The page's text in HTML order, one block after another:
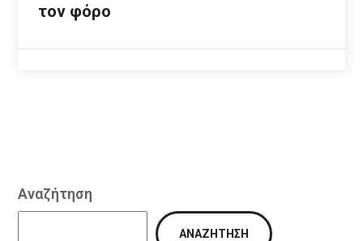
τον φόρο
Αναζήτηση
ΑΝΑΖΉΤΗΣΗ